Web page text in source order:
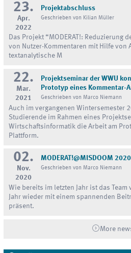
23.
Apr.
2022
Projektabschluss
Geschrieben von Kilian Müller
Das Projekt “MODERAT!: Reduzierung
von Nutzer-Kommentaren mit Hilfe von
textanalytische M
22.
Mar.
2021
Projektseminar der WWU
Prototyp eines Kommentar-
Geschrieben von Marco Niemann
Auch im vergangenen Wintersemester
Studierende im Rahmen eines
Wirtschaftsinformatik die Arbeit am
Plattform.
02.
Nov.
2020
MODERAT!@MISDOOM 2020
Geschrieben von Marco Niemann
Wie bereits im letzten Jahr ist das Team
Jahr wieder mit einem spannenden
präsent.
More